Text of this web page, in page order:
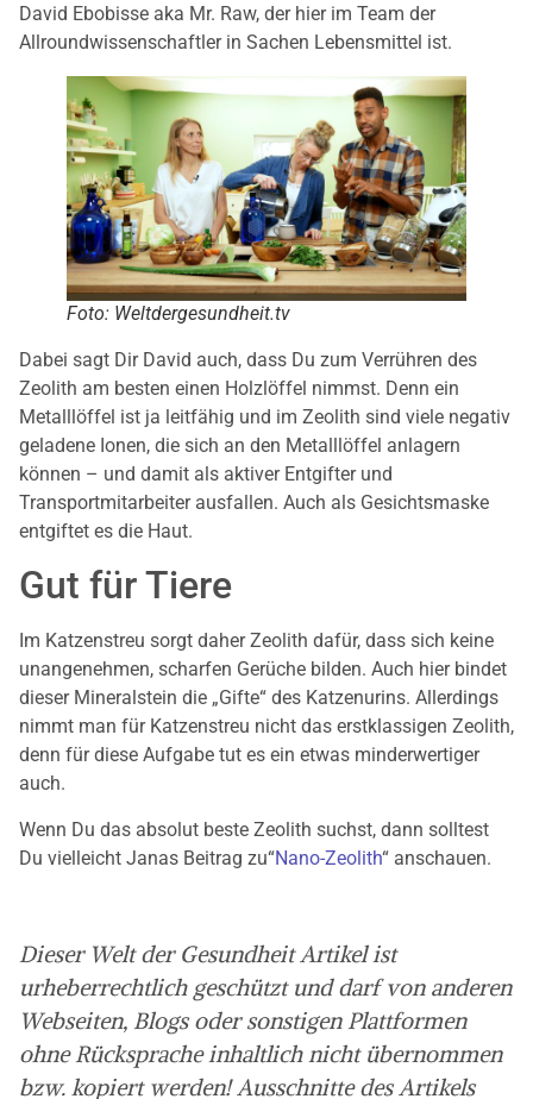
David Ebobisse aka Mr. Raw, der hier im Team der
Allroundwissenschaftler in Sachen Lebensmittel ist.
Foto: Weltdergesundheit.tv
Dabei sagt Dir David auch, dass Du zum Verrühren des
Zeolith am besten einen Holzlöffel nimmst. Denn ein
Metalllöffel ist ja leitfähig und im Zeolith sind viele negativ
geladene Ionen, die sich an den Metalllöffel anlagern
können – und damit als aktiver Entgifter und
Transportmitarbeiter ausfallen. Auch als Gesichtsmaske
entgiftet es die Haut.
Gut für Tiere
Im Katzenstreu sorgt daher Zeolith dafür, dass sich keine
unangenehmen, scharfen Gerüche bilden. Auch hier bindet
dieser Mineralstein die „Gifte“ des Katzenurins. Allerdings
nimmt man für Katzenstreu nicht das erstklassigen Zeolith,
denn für diese Aufgabe tut es ein etwas minderwertiger
auch.
Wenn Du das absolut beste Zeolith suchst, dann solltest
Du vielleicht Janas Beitrag zu“Nano-Zeolith“ anschauen.
Dieser Welt der Gesundheit Artikel ist
urheberrechtlich geschützt und darf von anderen
Webseiten, Blogs oder sonstigen Plattformen
ohne Rücksprache inhaltlich nicht übernommen
bzw. kopiert werden! Ausschnitte des Artikels